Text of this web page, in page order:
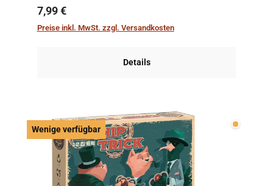
kniffliger als gedacht, denn die Differenz
zwischen ausgespielter Karte und der
Regulärer Preis:
7,99 €
Preise inkl. MwSt. zzgl. Versandkosten
Details
Wenige verfügbar Wenige